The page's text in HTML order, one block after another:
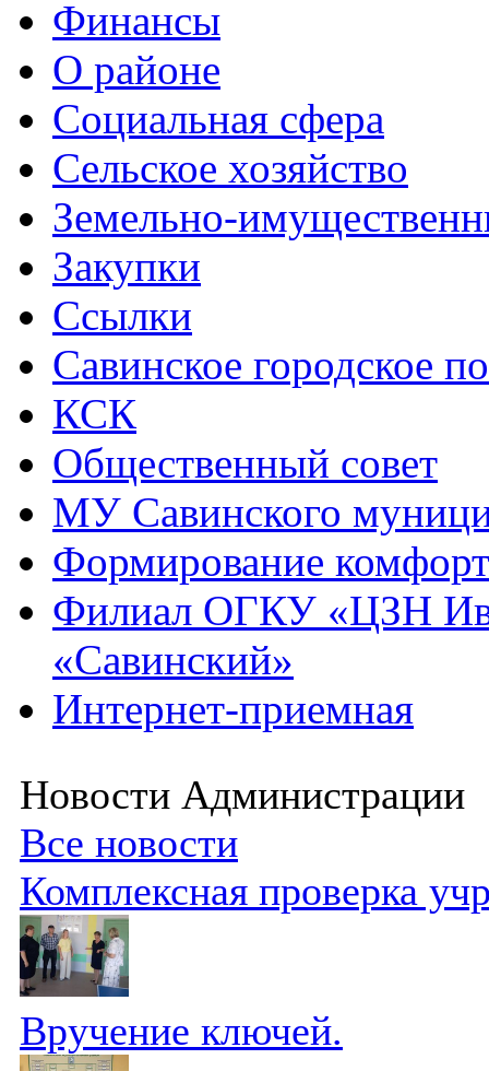
Финансы
О районе
Социальная сфера
Сельское хозяйство
Земельно-
Закупки
Ссылки
Савинское городское
КСК
Общественный совет
МУ Савинского
Формирование
Филиал ОГКУ «ЦЗН
«Савинский»
Интернет-приемная
Новости Администрации
Все новости
Комплексная проверка
Вручение ключей.